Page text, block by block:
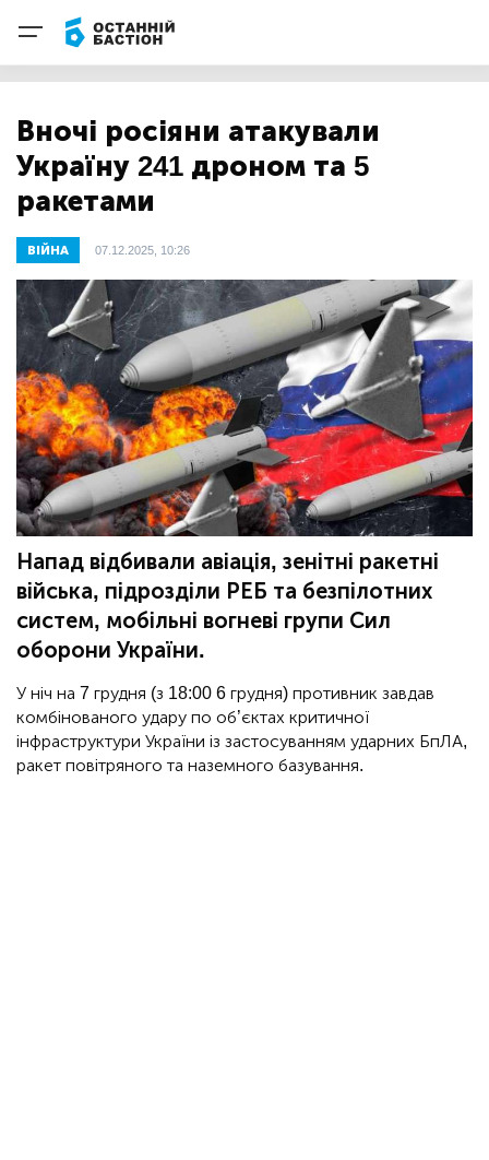
Вночі росіяни атакували
Україну 241 дроном та 5
ракетами
ВІЙНА 07.12.2025, 10:26
Напад відбивали авіація, зенітні ракетні
війська, підрозділи РЕБ та безпілотних
систем, мобільні вогневі групи Сил
оборони України.
У ніч на 7 грудня (з 18:00 6 грудня) противник завдав
комбінованого удару по об’єктах критичної
інфраструктури України із застосуванням ударних БпЛА,
ракет повітряного та наземного базування.